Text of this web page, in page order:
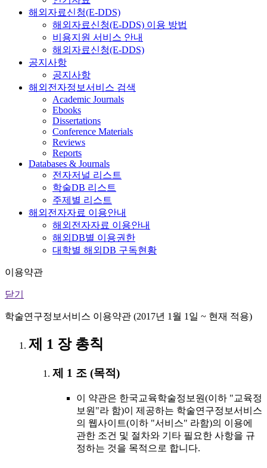
해외자료신청(E-DDS)
해외자료신청(E-DDS) 이용 방법
비용지원 서비스 안내
해외자료신청(E-DDS)
공지사항
공지사항
해외전자정보서비스 검색
Academic Journals
Ebooks
Dissertations
Conference Materials
Reviews
Reports
Databases & Journals
전자저널 리스트
학술DB 리스트
주제별 리스트
해외전자자료 이용안내
해외전자자료 이용안내
해외DB별 이용권한
대학별 해외DB 구독현황
이용약관
닫기
학술연구정보서비스 이용약관 (2017년 1월 1일 ~ 현재 적용)
제 1 장 총칙
제 1 조 (목적)
이 약관은 한국교육학술정보원(이하 "교육정
보원"라 함)이 제공하는 학술연구정보서비스
의 웹사이트(이하 "서비스" 라함)의 이용에
관한 조건 및 절차와 기타 필요한 사항을 규
정하는 것을 목적으로 합니다.